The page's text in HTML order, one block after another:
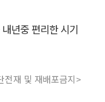
년중 편리한 시기
재 및 재배포금지>